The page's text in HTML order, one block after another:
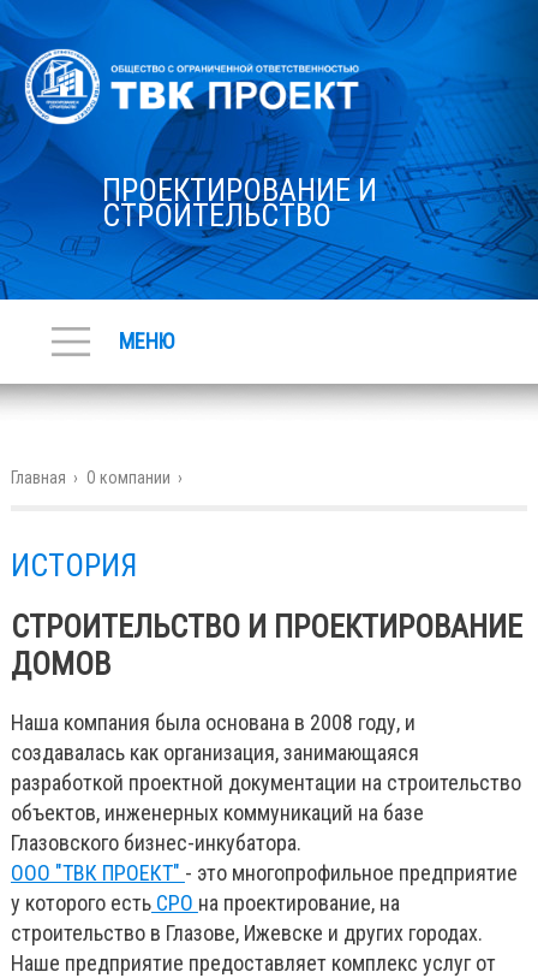
ПРОЕКТИРОВАНИЕ И
СТРОИТЕЛЬСТВО
МЕНЮ
Главная › О компании ›
ИСТОРИЯ
СТРОИТЕЛЬСТВО И ПРОЕКТИРОВАНИЕ
ДОМОВ
Наша компания была основана в 2008 году, и
создавалась как организация, занимающаяся
разработкой проектной документации на строительство
объектов, инженерных коммуникаций на базе
Глазовского бизнес-инкубатора.
ООО "ТВК ПРОЕКТ" - это многопрофильное предприятие
у которого естьСРО на проектирование, на
строительство в Глазове, Ижевске и других городах.
Наше предприятие предоставляет комплекс услуг от